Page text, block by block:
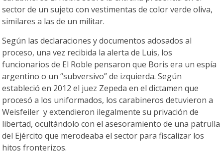
sector de un sujeto con vestimentas de color verde oliva,
similares a las de un militar.
Según las declaraciones y documentos adosados al
proceso, una vez recibida la alerta de Luis, los
funcionarios de El Roble pensaron que Boris era un espía
argentino o un “subversivo” de izquierda. Según
estableció en 2012 el juez Zepeda en el dictamen que
procesó a los uniformados, los carabineros detuvieron a
Weisfeiler y extendieron ilegalmente su privación de
libertad, ocultándolo con el asesoramiento de una patrulla
del Ejército que merodeaba el sector para fiscalizar los
hitos fronterizos.